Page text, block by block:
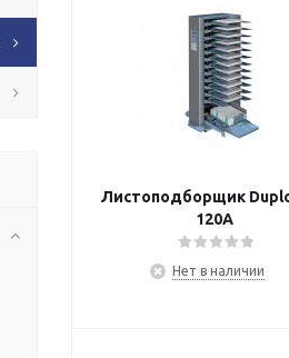
Листоподборщик
120A
Нет в наличии